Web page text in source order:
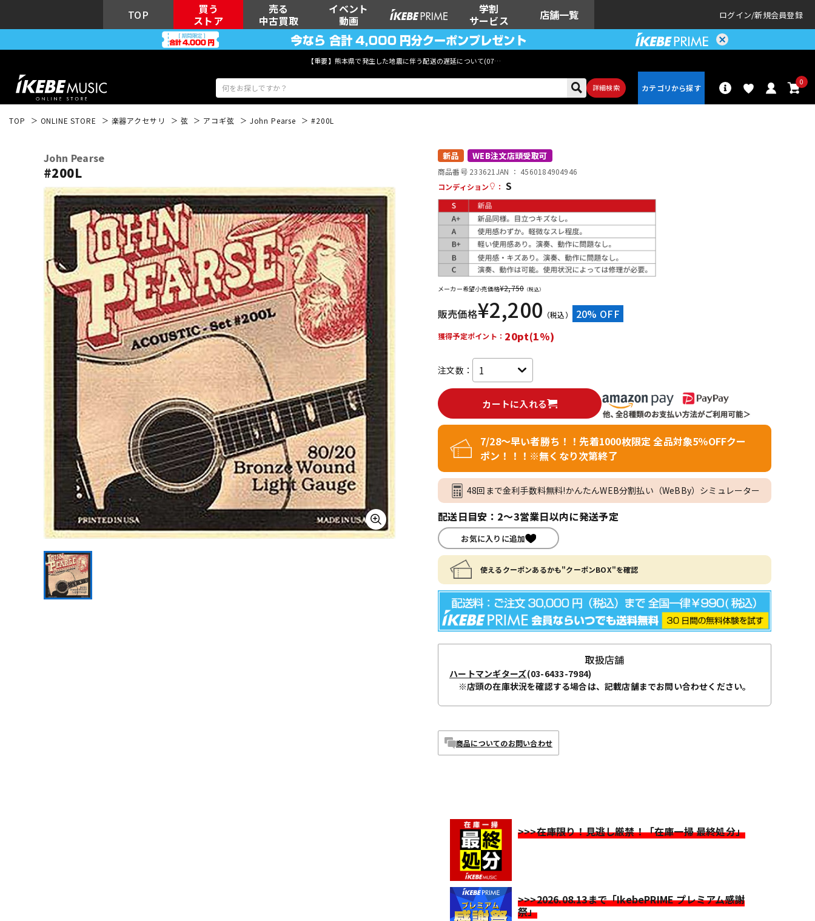
TOP
買う
ストア
売る
中古買取
イベント
動画
学割
サービス
店舗一覧 ログイン 新規会員登録
【重要】熊本県で発生した地震に伴う配送の遅延について(07月29日
詳細検索
0
ウクレレ
キーボード 電子ピアノ 管楽器 その他楽器
DJ機器 DTM DTM オンラ
イン納品
レコーディン
グ機器
配信/ライブ
機器
中古 ヴィンテージ
TOP ONLINE STORE 楽器アクセサリ 弦 アコギ弦 John Pearse #200L
John Pearse
#200L
新品 WEB注文店頭受取可
商品番号 233621 JAN ： 4560184904946
コンディション
： S
メーカー希望小売価格¥2,750 （税込）
販売価格¥2,200 （税込） 20% OFF
獲得予定ポイント： 20pt(1%)
注文数：
カートに入れる
7/28～早い者勝ち！！先着1000枚限定 全品対象5％OFFクー
ポン！！！※無くなり次第終了
48回まで金利手数料無料!かんたんWEB分割払い（WeBBy）シミュレーター
配送日目安：2～3営業日以内に発送予定
お気に入りに追加
使えるクーポンあるかも"クーポンBOX"を確認
取扱店舗
ハートマンギターズ(03-6433-7984)
※店頭の在庫状況を確認する場合は、記載店舗までお問い合わせください。
商品についてのお問い合わせ
>>>在庫限り！見逃し厳禁！「在庫一掃 最終処分」
>>>2026.08.13まで「IkebePRIME プレミアム感謝
祭」